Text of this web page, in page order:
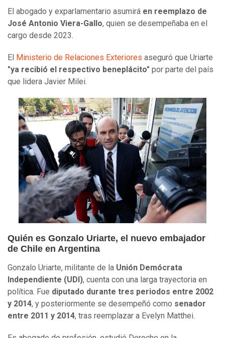
El abogado y exparlamentario asumirá en reemplazo de
José Antonio Viera-Gallo, quien se desempeñaba en el
cargo desde 2023.
El Ministerio de Relaciones Exteriores aseguró que Uriarte
"ya recibió el respectivo beneplácito" por parte del país
que lidera Javier Milei.
Quién es Gonzalo Uriarte, el nuevo embajador
de Chile en Argentina
Gonzalo Uriarte, militante de la Unión Demócrata
Independiente (UDI), cuenta con una larga trayectoria en
política. Fue diputado durante tres periodos entre 2002
y 2014, y posteriormente se desempeñó como senador
entre 2011 y 2014, tras reemplazar a Evelyn Matthei.